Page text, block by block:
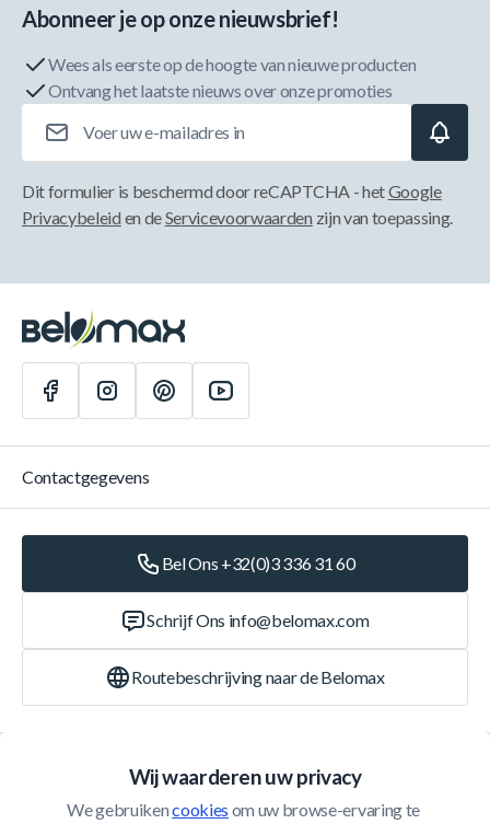
Wij waarderen uw privacy
We gebruiken cookies om uw browse-ervaring te
Abonneer je op onze nieuwsbrief!
Wees als eerste op de hoogte van nieuwe producten
Ontvang het laatste nieuws over onze promoties
Dit formulier is beschermd door reCAPTCHA - hetGoogle
Privacybeleid en deServicevoorwaarden zijn van toepassing.
Contactgegevens
Bel Ons +32(0)3 336 31 60
Schrijf Ons info@belomax.com
Routebeschrijving naar de Belomax